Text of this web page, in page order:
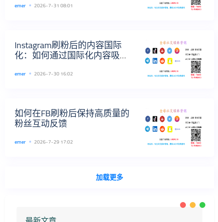
emer 2026-7-31 08:01
Instagram刷粉后的内容国际
化：如何通过国际化内容吸引
emer 2026-7-30 16:02
如何在FB刷粉后保持高质量的
粉丝互动反馈
emer 2026-7-29 17:02
加载更多